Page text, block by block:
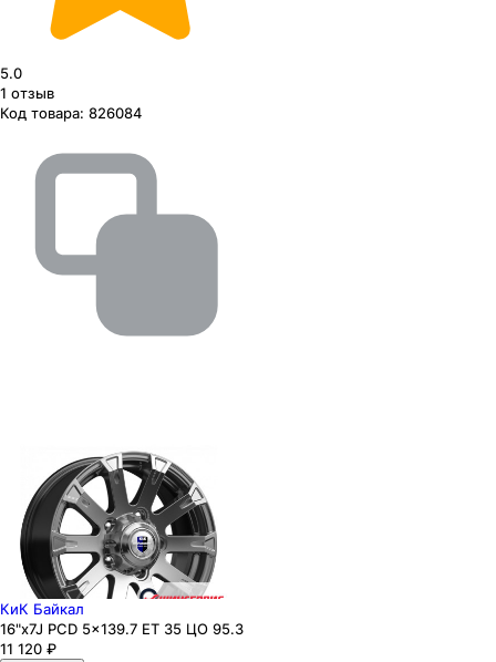
5.0
1 отзыв
Код товара: 826084
КиК Байкал
16"x7J PCD 5x139.7 ЕТ 35 ЦО 95.3
11 120 ₽